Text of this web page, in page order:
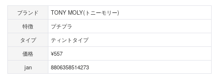
ブランド
TONY MOLY(トニーモリー)
特徴
プチプラ
タイプ
ティントタイプ
価格
¥557
jan
8806358514273